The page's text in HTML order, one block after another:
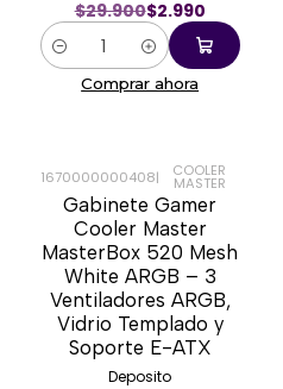
$29.900$2.990
Cantidad
Comprar ahora
-35%
1670000000408| COOLER
MASTER
Gabinete Gamer
Cooler Master
MasterBox 520 Mesh
White ARGB – 3
Ventiladores ARGB,
Vidrio Templado y
Soporte E-ATX
Deposito